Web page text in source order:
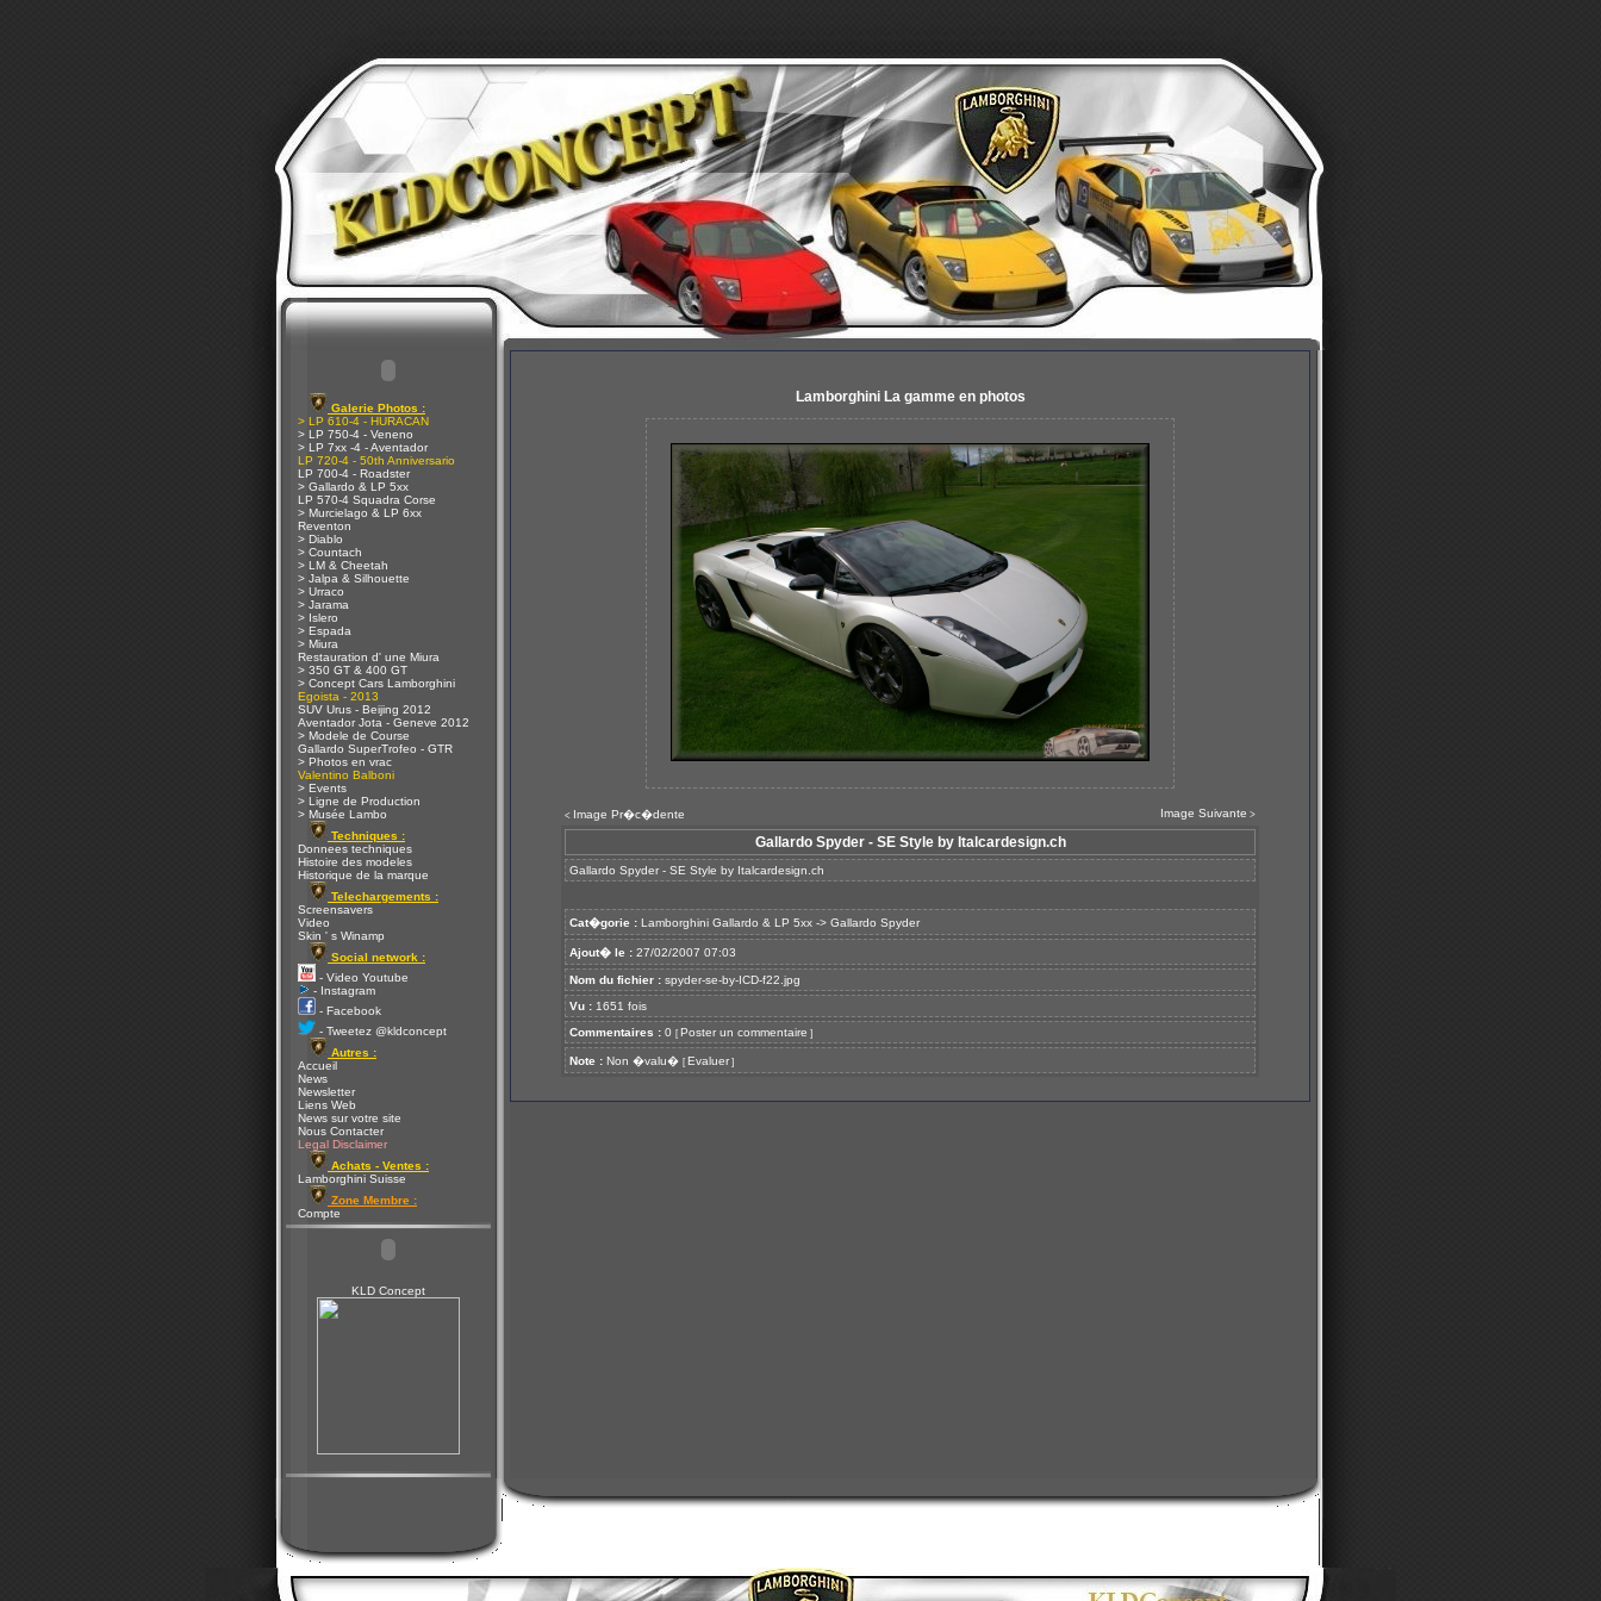
Galerie Photos :
> LP 610-4 - HURACAN
> LP 750-4 - Veneno
> LP 7xx -4 - Aventador
LP 720-4 - 50th Anniversario
LP 700-4 - Roadster
> Gallardo & LP 5xx
LP 570-4 Squadra Corse
> Murcielago & LP 6xx
Reventon
> Diablo
> Countach
> LM & Cheetah
> Jalpa & Silhouette
> Urraco
> Jarama
> Islero
> Espada
> Miura
Restauration d' une Miura
> 350 GT & 400 GT
> Concept Cars Lamborghini
Egoista - 2013
SUV Urus - Beijing 2012
Aventador Jota - Geneve 2012
> Modele de Course
Gallardo SuperTrofeo - GTR
> Photos en vrac
Valentino Balboni
> Events
> Ligne de Production
> Musée Lambo
Techniques :
Donnees techniques
Histoire des modeles
Historique de la marque
Telechargements :
Screensavers
Video
Skin ' s Winamp
Social network :
- Video Youtube
- Instagram
- Facebook
- Tweetez @kldconcept
Autres :
Accueil
News
Newsletter
Liens Web
News sur votre site
Nous Contacter
Legal Disclaimer
Achats - Ventes :
Lamborghini Suisse
Zone Membre :
Compte
KLD Concept
Lamborghini La gamme en photos
< Image Pr�c�dente Image Suivante >
Gallardo Spyder - SE Style by Italcardesign.ch
Gallardo Spyder - SE Style by Italcardesign.ch
Cat�gorie : Lamborghini Gallardo & LP 5xx -> Gallardo Spyder
Ajout� le : 27/02/2007 07:03
Nom du fichier : spyder-se-by-ICD-f22.jpg
Vu : 1651 fois
Commentaires : 0 [ Poster un commentaire ]
Note : Non �valu� [ Evaluer ]